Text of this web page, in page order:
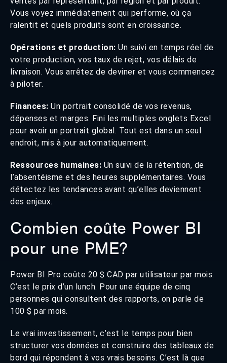
Vous voyez immédiatement qui performe, où ça
ralentit et quels produits sont en croissance.
Opérations et production: Un suivi en temps réel de
votre production, vos taux de rejet, vos délais de
livraison. Vous arrêtez de deviner et vous commencez
à piloter.
Finances: Un portrait consolidé de vos revenus,
dépenses et marges. Fini les multiples onglets Excel
pour avoir un portrait global. Tout est dans un seul
endroit, mis à jour automatiquement.
Ressources humaines: Un suivi de la rétention, de
l’absentéisme et des heures supplémentaires. Vous
détectez les tendances avant qu’elles deviennent
des enjeux.
Combien coûte Power BI
pour une PME?
Power BI Pro coûte 20 $ CAD par utilisateur par mois.
C’est le prix d’un lunch. Pour une équipe de cinq
personnes qui consultent des rapports, on parle de
100 $ par mois.
Le vrai investissement, c’est le temps pour bien
structurer vos données et construire des tableaux de
bord qui répondent à vos vrais besoins. C’est là que